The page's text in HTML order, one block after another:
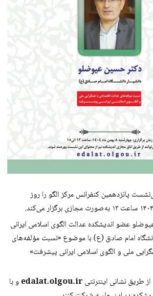
پانزدهمین کنفرانس مرکز الگو را روز
عضو اندیشکده عدالت الگوی اسلامی ایرانی
امام صادق (ع) با موضوع «نسبت مؤلفه‌های
ملی و الگوی اسلامی ایرانی پیشرفت»
طریق نشانی اینترنتیedalat.olgou.ir و با